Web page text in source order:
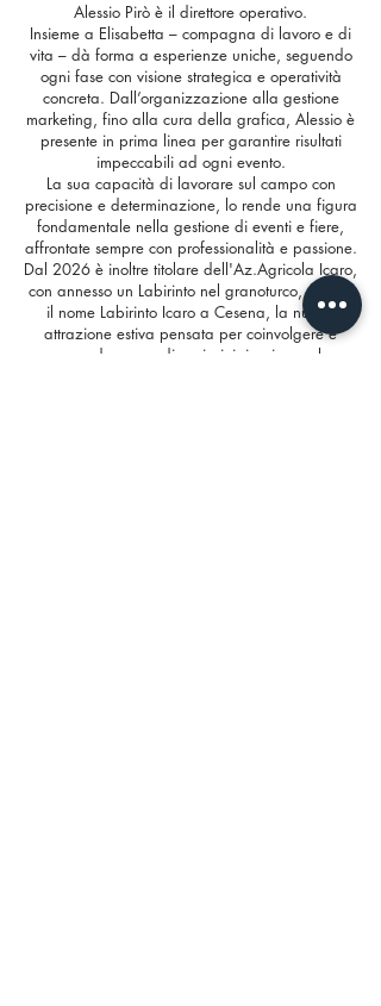
Alessio Pirò è il direttore operativo.
Insieme a Elisabetta – compagna di lavoro e di
vita – dà forma a esperienze uniche, seguendo
ogni fase con visione strategica e operatività
concreta. Dall’organizzazione alla gestione
marketing, fino alla cura della grafica, Alessio è
presente in prima linea per garantire risultati
impeccabili ad ogni evento.
La sua capacità di lavorare sul campo con
precisione e determinazione, lo rende una figura
fondamentale nella gestione di eventi e fiere,
affrontate sempre con professionalità e passione.
Dal 2026 è inoltre titolare dell'Az.Agricola Icaro,
con annesso un Labirinto nel granoturco, da qui
il nome Labirinto Icaro a Cesena, la nuova
attrazione estiva pensata per coinvolgere e
sorprendere grandi e piccini, in pieno relax